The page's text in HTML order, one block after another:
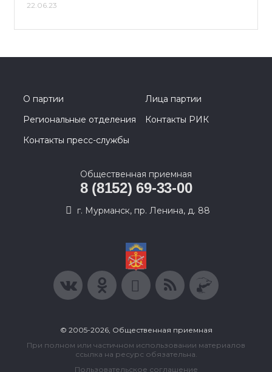
22.06.23
О партии
Лица партии
Региональные отделения
Контакты РИК
Контакты пресс-службы
Общественная приемная
8 (8152) 69-33-00
г. Мурманск, пр. Ленина, д. 88
© 2005-2026, Общественная приемная
При полном или частичном использовании материалов
ссылка на ресурс обязательна.
Пользовательское соглашение